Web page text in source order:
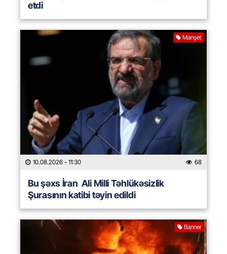
etdi
Manşet
10.08.2026 - 11:30 68
Bu şəxs İran Ali Milli Təhlükəsizlik
Şurasının katibi təyin edildi
Banner